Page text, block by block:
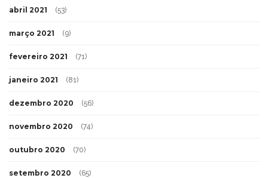
abril 2021 (53)
março 2021 (9)
fevereiro 2021 (71)
janeiro 2021 (81)
dezembro 2020 (56)
novembro 2020 (74)
outubro 2020 (70)
setembro 2020 (65)